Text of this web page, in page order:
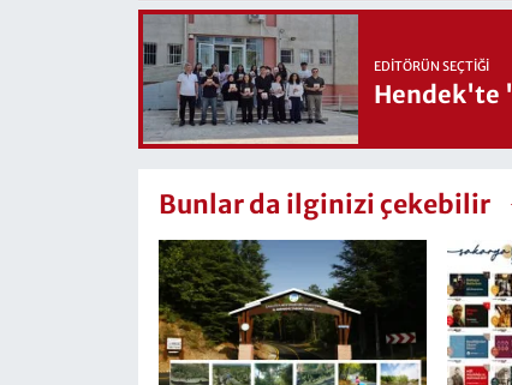
EDITÖRÜN SEÇTIĞI
Hendek'te
Bunlar da ilginizi çekebilir